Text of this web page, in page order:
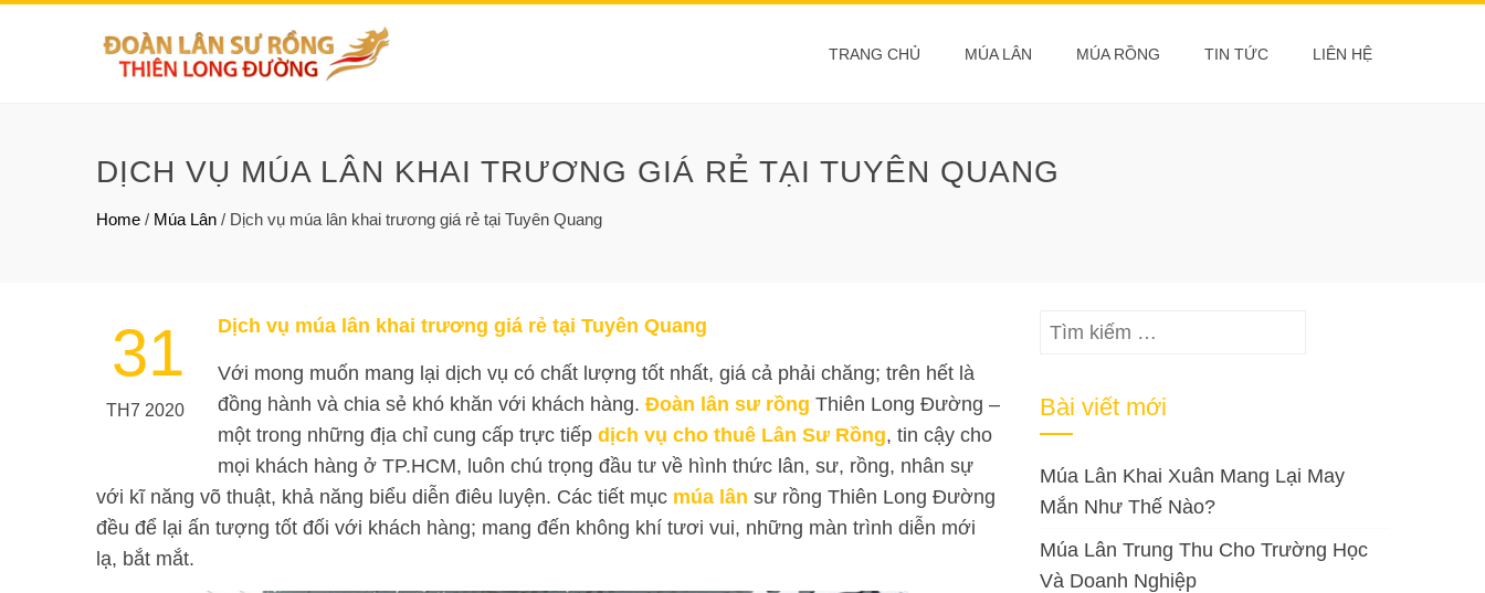
TRANG CHỦ MÚA LÂN MÚA RỒNG TIN TỨC LIÊN HỆ
DỊCH VỤ MÚA LÂN KHAI TRƯƠNG GIÁ RẺ TẠI TUYÊN QUANG
Home / Múa Lân / Dịch vụ múa lân khai trương giá rẻ tại Tuyên Quang
31
TH7 2020
Dịch vụ múa lân khai trương giá rẻ tại Tuyên Quang
Với mong muốn mang lại dịch vụ có chất lượng tốt nhất, giá cả phải chăng; trên hết là
đồng hành và chia sẻ khó khăn với khách hàng. Đoàn lân sư rồng Thiên Long Đường –
một trong những địa chỉ cung cấp trực tiếp dịch vụ cho thuê Lân Sư Rồng, tin cậy cho
mọi khách hàng ở TP.HCM, luôn chú trọng đầu tư về hình thức lân, sư, rồng, nhân sự
với kĩ năng võ thuật, khả năng biểu diễn điêu luyện. Các tiết mục múa lân sư rồng Thiên Long Đường
đều để lại ấn tượng tốt đối với khách hàng; mang đến không khí tươi vui, những màn trình diễn mới
lạ, bắt mắt.
Tìm
Bài viết mới
Múa Lân Khai Xuân Mang Lại May
Mắn Như Thế Nào?
Múa Lân Trung Thu Cho Trường Học
Và Doanh Nghiệp